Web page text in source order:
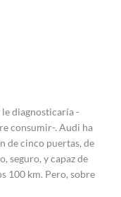
diagnosticaría -
consumir-. Audi ha
de cinco puertas, de
seguro, y capaz de
100 km. Pero, sobre